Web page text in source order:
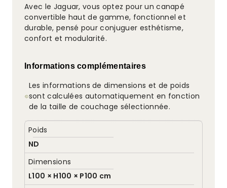
Avec le Jaguar, vous optez pour un canapé
convertible haut de gamme, fonctionnel et
durable, pensé pour conjuguer esthétisme,
confort et modularité.
Informations complémentaires
Les informations de dimensions et de poids
sont calculées automatiquement en fonction
de la taille de couchage sélectionnée.
Poids
ND
Dimensions
L100 × H100 × P100 cm